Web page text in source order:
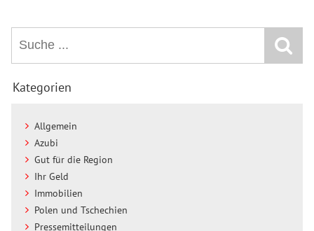
Kategorien
Allgemein
Azubi
Gut für die Region
Ihr Geld
Immobilien
Polen und Tschechien
Pressemitteilungen